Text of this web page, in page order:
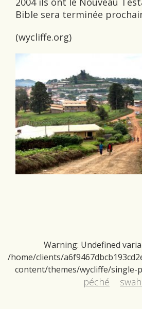
Bible sera terminée
(wycliffe.org)
Warning: Undefined
/home/clients/
content/themes/wycliffe/single-
péché